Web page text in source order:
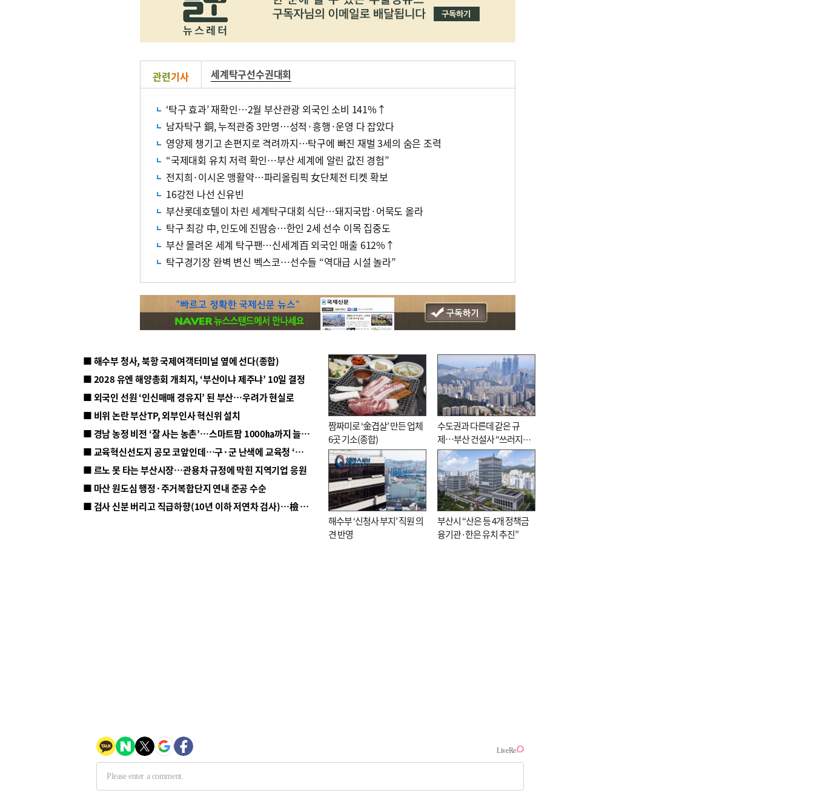
관련기사 세계탁구선수권대회
‘탁구 효과’ 재확인…2월 부산관광 외국인 소비 141%↑
남자탁구 銅, 누적관중 3만명…성적·흥행·운영 다 잡았다
영양제 챙기고 손편지로 격려까지…탁구에 빠진 재벌 3세의 숨은 조력
“국제대회 유치 저력 확인…부산 세계에 알린 값진 경험”
전지희·이시온 맹활약…파리올림픽 女단체전 티켓 확보
16강전 나선 신유빈
부산롯데호텔이 차린 세계탁구대회 식단…돼지국밥·어묵도 올라
탁구 최강 中, 인도에 진땀승…한인 2세 선수 이목 집중도
부산 몰려온 세계 탁구팬…신세계百 외국인 매출 612%↑
탁구경기장 완벽 변신 벡스코…선수들 “역대급 시설 놀라”
■ 해수부 청사, 북항 국제여객터미널 옆에 선다(종합)
■ 2028 유엔 해양총회 개최지, ‘부산이냐 제주냐’ 10일 결정
■ 외국인 선원 ‘인신매매 경유지’ 된 부산…우려가 현실로
■ 비위 논란 부산TP, 외부인사 혁신위 설치
■ 경남 농정 비전 ‘잘 사는 농촌’…스마트팜 1000㏊까지 늘린다
■ 교육혁신선도지 공모 코앞인데…구·군 난색에 교육청 ‘쩔쩔’
■ 르노 못 타는 부산시장…관용차 규정에 막힌 지역기업 응원
■ 마산 원도심 행정·주거복합단지 연내 준공 수순
■ 검사 신분 버리고 직급하향(10년 이하 저연차 검사)…檢 중수청행 기피
짬짜미로 ‘金겹살’ 만든 업체
6곳 기소(종합)
수도권과 다른데 같은 규
제…부산 건설사 “쓰러지기
직전”
해수부 ‘신청사 부지’ 직원 의
견 반영
부산시 “산은 등 4개 정책금
융기관·한은 유치 추진”